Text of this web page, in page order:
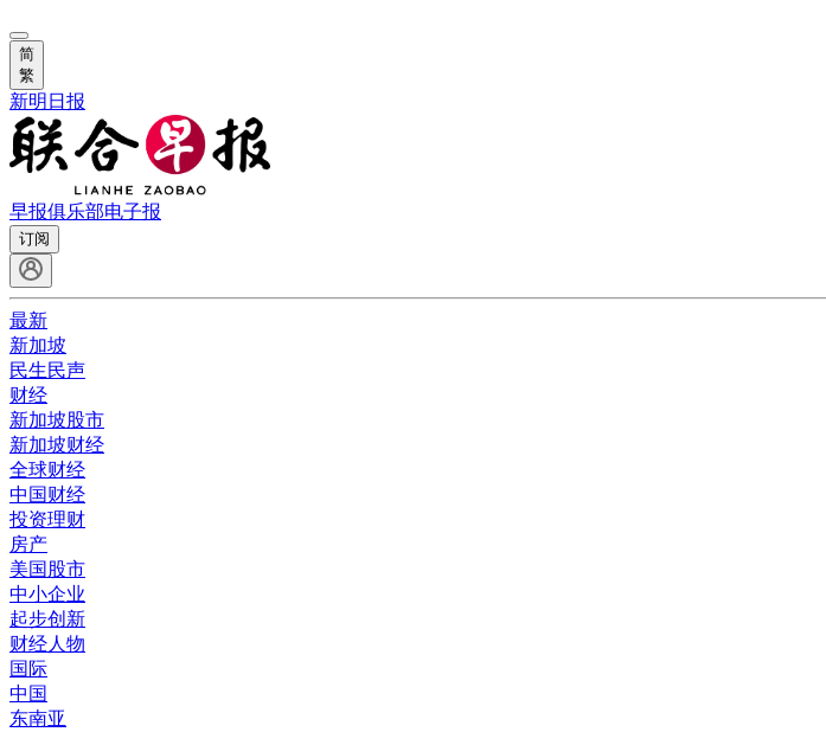
简
繁
新明日报
早报俱乐部电子报
订阅
最新
新加坡
民生民声
财经
新加坡股市
新加坡财经
全球财经
中国财经
投资理财
房产
美国股市
中小企业
起步创新
财经人物
国际
中国
东南亚